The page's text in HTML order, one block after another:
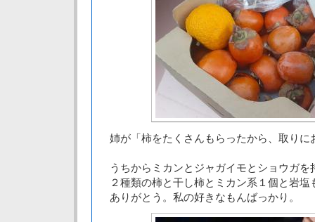
姉が「柿をたくさんもらったから、取りに
うちからミカンとジャガイモとショウガを
２種類の柿と干し柿とミカン系１個と岩塩
ありがとう。私の好きなもんばっかり。